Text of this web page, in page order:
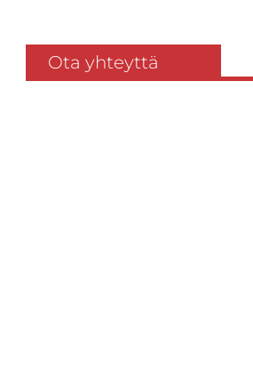
Ota yhteyttä